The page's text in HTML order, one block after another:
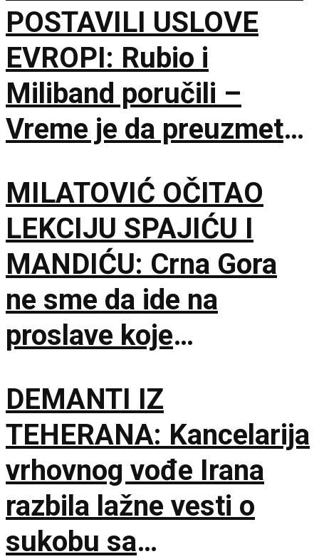
POSTAVILI USLOVE
EVROPI: Rubio i
Miliband poručili –
Vreme je da preuzmete
bezbednosti
MILATOVIĆ OČITAO
LEKCIJU SPAJIĆU I
MANDIĆU: Crna Gora
ne sme da ide na
proslave koje
stradanje Srba
DEMANTI IZ
TEHERANA: Kancelarija
vrhovnog vođe Irana
razbila lažne vesti o
sukobu sa